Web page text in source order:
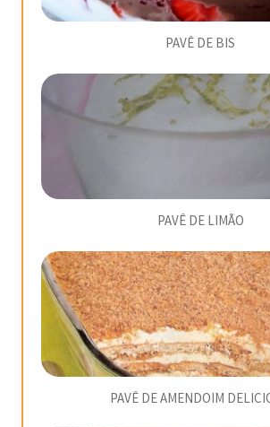
PAVÊ DE BIS
PAVÊ DE LIMÃO
PAVÊ DE AMENDOIM